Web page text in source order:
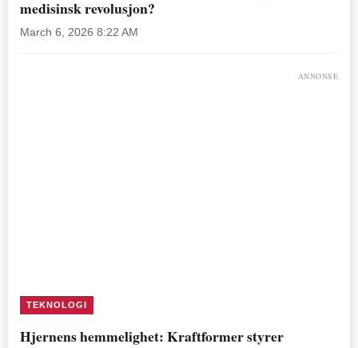
medisinsk revolusjon?
March 6, 2026 8:22 AM
ANNONSE
TEKNOLOGI
Hjernens hemmelighet: Kraftformer styrer